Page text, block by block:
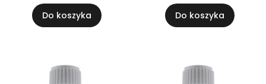
Do koszyka Do koszyka